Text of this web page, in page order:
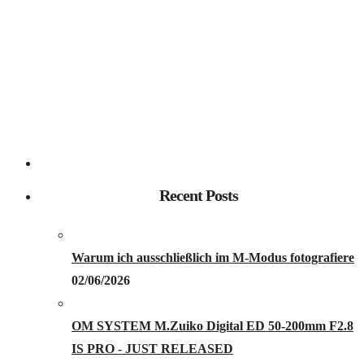
Recent Posts
Warum ich ausschließlich im M-Modus fotografiere
02/06/2026
OM SYSTEM M.Zuiko Digital ED 50-200mm F2.8
IS PRO - JUST RELEASED